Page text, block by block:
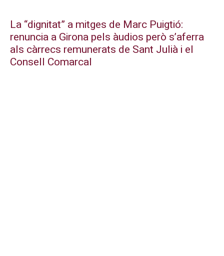
La “dignitat” a mitges de Marc Puigtió:
renuncia a Girona pels àudios però s’aferra
als càrrecs remunerats de Sant Julià i el
Consell Comarcal